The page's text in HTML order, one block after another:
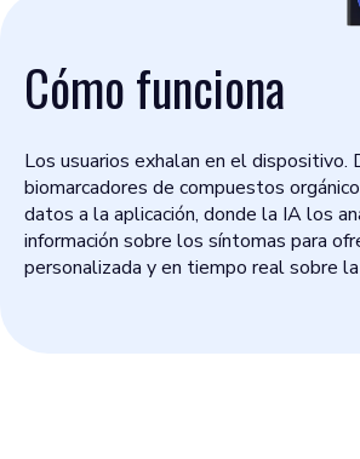
Cómo funciona
Los usuarios exhalan en el
biomarcadores de compuestos
datos a la aplicación, donde la IA los
información sobre los síntomas para
personalizada y en tiempo real sobre